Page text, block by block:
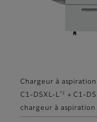
Chargeur à aspiration
C1-DSXL-L
*2
+ C1-
chargeur à aspiration